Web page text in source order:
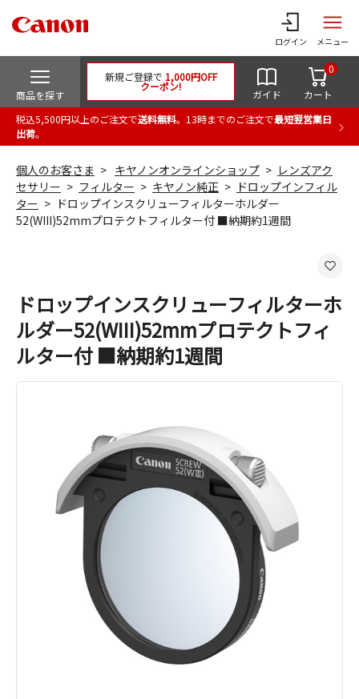
ログイン メニュー
商品を探す
新規ご登録で 1,000円OFF
クーポン!
ガイド カート
0
税込5,500円以上のご注文で送料無料。13時までのご注文で最短翌営業日
出荷。
個人のお客さま キヤノンオンラインショップ
レンズアク
セサリー
フィルター キヤノン純正
ドロップインフィル
ター
ドロップインスクリューフィルターホルダー
52(WIII)52mmプロテクトフィルター付 ■納期約1週間
ドロップインスクリューフィルターホ
ルダー52(WIII)52mmプロテクトフィ
ルター付 ■納期約1週間